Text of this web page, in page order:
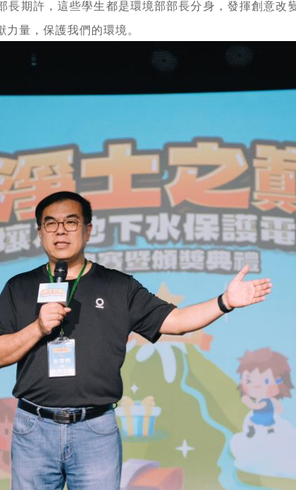
長期許，這些學生都是環境部部長分身，發揮創意改
量，保護我們的環境。